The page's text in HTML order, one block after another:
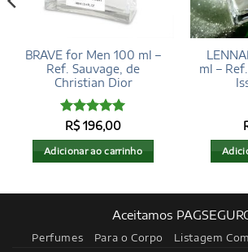
BRAVE for Men 100 ml –
Ref. Sauvage, de
Christian Dior
Avaliação
4.93de 5
R$196,00
Adicionar ao carrinho
ml –
Aceitamos
Perfumes Para o Corpo Listagem